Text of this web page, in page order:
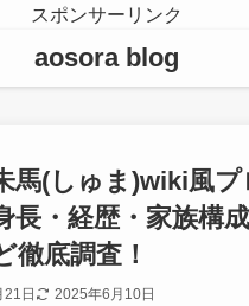
スポンサーリンク
aosora blog
馬(しゅま)wiki風プ
長・経歴・家族構
徹底調査！
日 2025年6月10日